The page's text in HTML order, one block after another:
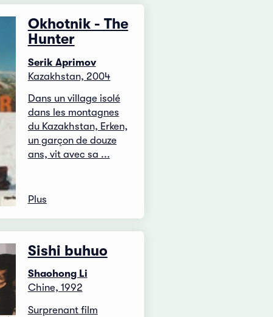
Okhotnik - The
Hunter
Serik Aprimov
Kazakhstan, 2004
Dans un village isolé
dans les montagnes
du Kazakhstan, Erken,
un garçon de douze
ans, vit avec sa ...
Plus
Sishi buhuo
Shaohong Li
Chine, 1992
Surprenant film